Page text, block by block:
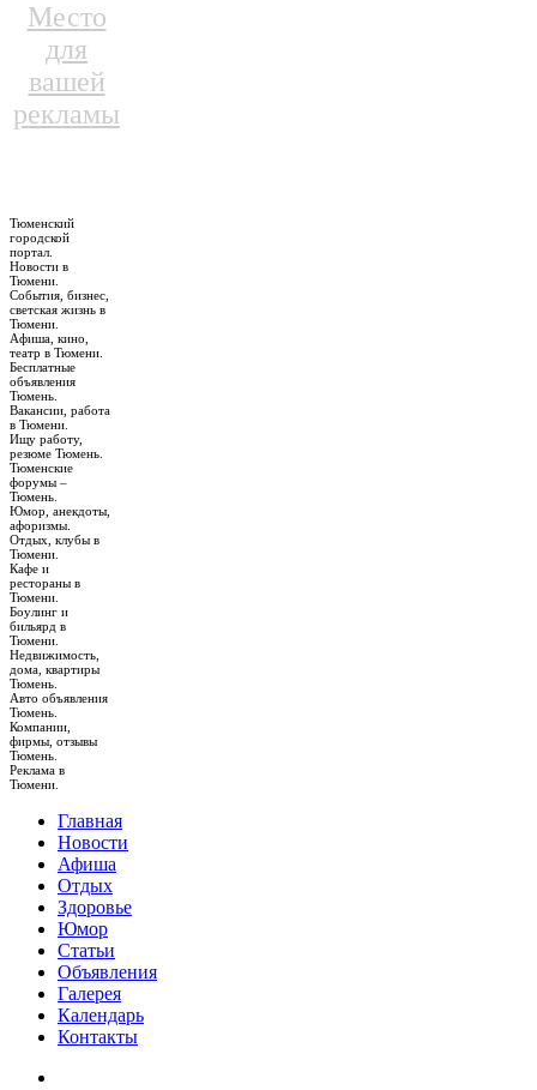
Место
для
вашей
рекламы
Тюменский
городской
портал.
Новости в
Тюмени.
События, бизнес,
светская жизнь в
Тюмени.
Афиша, кино,
театр в Тюмени.
Бесплатные
объявления
Тюмень.
Вакансии, работа
в Тюмени.
Ищу работу,
резюме Тюмень.
Тюменские
форумы –
Тюмень.
Юмор, анекдоты,
афоризмы.
Отдых, клубы в
Тюмени.
Кафе и
рестораны в
Тюмени.
Боулинг и
бильярд в
Тюмени.
Недвижимость,
дома, квартиры
Тюмень.
Авто объявления
Тюмень.
Компании,
фирмы, отзывы
Тюмень.
Реклама в
Тюмени.
Главная
Новости
Афиша
Отдых
Здоровье
Юмор
Статьи
Объявления
Галерея
Календарь
Контакты